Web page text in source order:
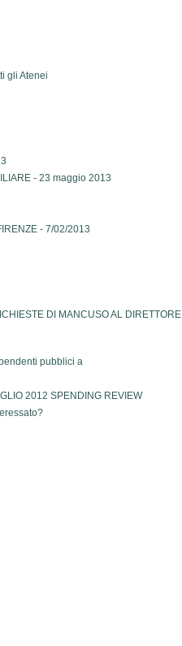
gli Atenei
- 23 maggio 2013
- 7/02/2013
DI MANCUSO AL DIRETTORE
pubblici a
2012 SPENDING REVIEW